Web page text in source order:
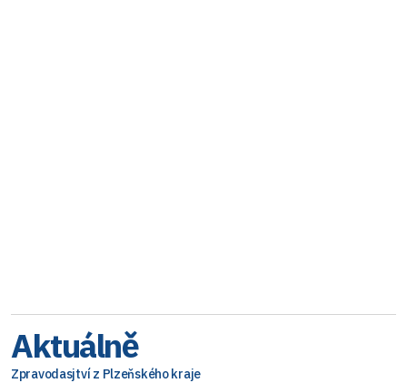
Aktuálně
Zpravodasjtví z Plzeňského kraje